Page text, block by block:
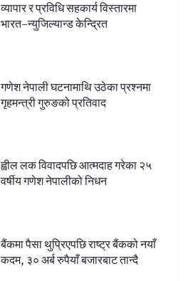
व्यापार र प्रविधि सहकार्य विस्तारमा
भारत–न्युजिल्यान्ड केन्द्रित
गणेश नेपाली घटनामाथि उठेका प्रश्नमा
गृहमन्त्री गुरुङको प्रतिवाद
ह्वील लक विवादपछि आत्मदाह गरेका २५
वर्षीय गणेश नेपालीको निधन
बैंकमा पैसा थुप्रिएपछि राष्ट्र बैंकको नयाँ
कदम, ३० अर्ब रुपैयाँ बजारबाट तान्दै